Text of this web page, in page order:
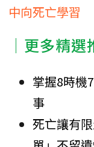
中向死亡學習
│更多精
掌握8時機
事
死亡讓有